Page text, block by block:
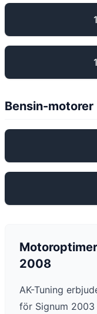
Bensin-motorer
2008
AK-Tuning
för Signum 2003